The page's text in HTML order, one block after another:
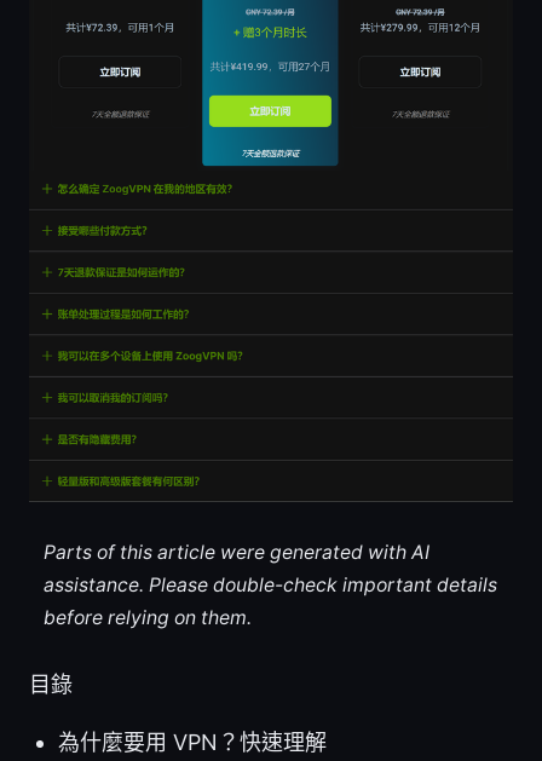
Parts of this article were generated with AI
assistance. Please double-check important details
before relying on them.
目錄
為什麼要用 VPN？快速理解